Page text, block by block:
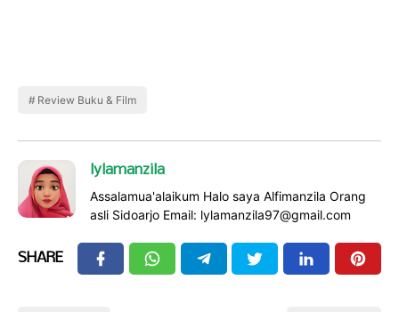
Review Buku & Film
lylamanzila
Assalamua'alaikum Halo saya Alfimanzila Orang
asli Sidoarjo Email: lylamanzila97@gmail.com
SHARE